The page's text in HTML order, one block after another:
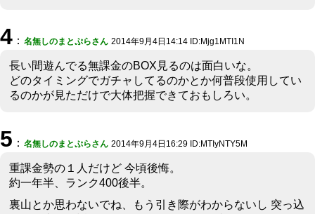
4 ： 名無しのまとぷらさん 2014年9月4日14:14 ID:Mjg1MTI1N
長い間遊んでる無課金のBOX見るのは面白いな。
どのタイミングでガチャしてるのかとか何普段使用してい
るのかが見ただけで大体把握できておもしろい。
5 ： 名無しのまとぷらさん 2014年9月4日16:29 ID:MTIyNTY5M
重課金勢の１人だけど 今頃後悔。
約一年半、ランク400後半。
裏山とか思わないでね、もう引き際がわからないし 突っ込